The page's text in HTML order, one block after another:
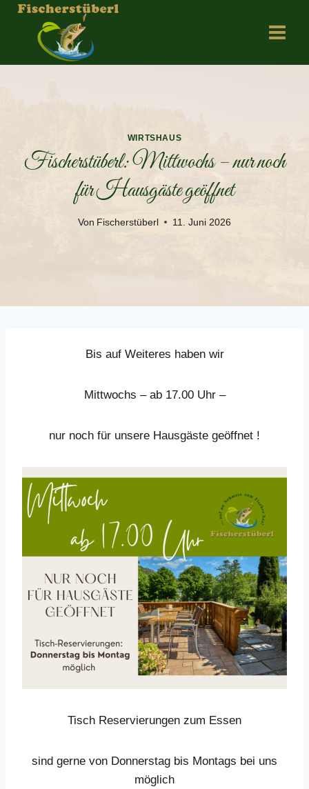
Zum
springen
WIRTSHAUS
Fischerstüberl: Mittwochs – nur noch
für Hausgäste geöffnet
Von Fischerstüberl 11. Juni 2026
Bis auf Weiteres haben wir
Mittwochs – ab 17.00 Uhr –
nur noch für unsere Hausgäste geöffnet !
Tisch Reservierungen zum Essen
sind gerne von Donnerstag bis Montags bei uns
möglich